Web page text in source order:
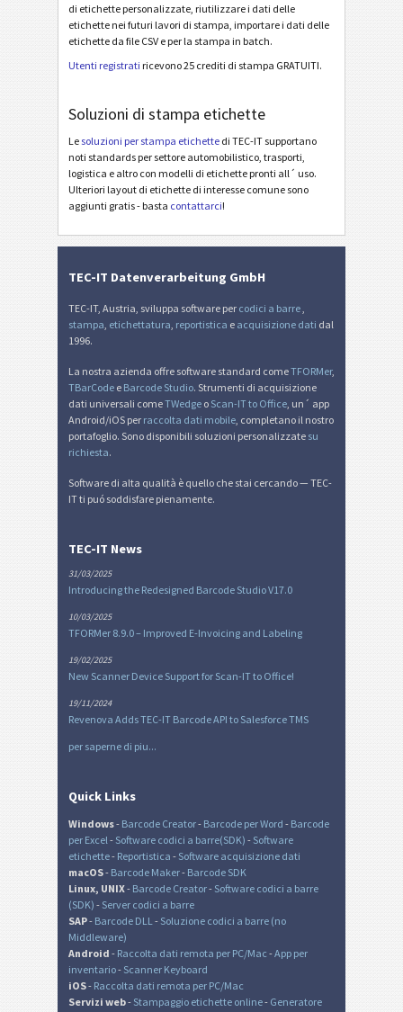
₣ QR-fattura svizzera
di etichette personalizzate, riutilizzare i dati delle
etichette nei futuri lavori di stampa, importare i dati delle
etichette da file CSV e per la stampa in batch.
Utenti registrati ricevono 25 crediti di stampa GRATUITI.
Soluzioni di stampa etichette
Le soluzioni per stampa etichette di TEC-IT supportano
noti standards per settore automobilistico, trasporti,
logistica e altro con modelli di etichette pronti all´ uso.
Ulteriori layout di etichette di interesse comune sono
aggiunti gratis - basta contattarci!
TEC-IT Datenverarbeitung GmbH
TEC-IT, Austria, sviluppa software per codici a barre,
stampa, etichettatura, reportistica e acquisizione dati dal
1996.
La nostra azienda offre software standard comeTFORMer,
TBarCode e Barcode Studio. Strumenti di acquisizione
dati universali comeTWedge o Scan-IT to Office, un´ app
Android/iOS per raccolta dati mobile, completano il nostro
portafoglio. Sono disponibili soluzioni personalizzate su
richiesta.
Software di alta qualità è quello che stai cercando — TEC-
IT ti puó soddisfare pienamente.
TEC-IT News
31/03/2025
Introducing the Redesigned Barcode Studio V17.0
10/03/2025
TFORMer 8.9.0 – Improved E-Invoicing and Labeling
19/02/2025
New Scanner Device Support for Scan-IT to Office!
19/11/2024
Revenova Adds TEC-IT Barcode API to Salesforce TMS
per saperne di piu...
Quick Links
Windows- Barcode Creator- Barcode per Word - Barcode
per Excel- Software codici a barre(SDK) - Software
etichette- Reportistica - Software acquisizione dati
macOS- Barcode Maker- Barcode SDK
Linux, UNIX- Barcode Creator- Software codici a barre
(SDK) - Server codici a barre
SAP- Barcode DLL- Soluzione codici a barre (no
Middleware)
Android - Raccolta dati remota per PC/Mac -App per
inventario- Scanner Keyboard
iOS- Raccolta dati remota per PC/Mac
Servizi web- Stampaggio etichette online- Generatore